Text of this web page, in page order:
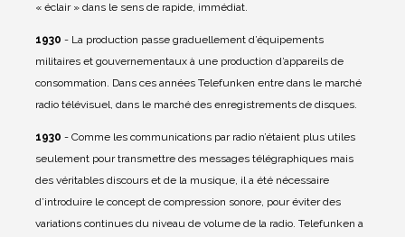
« éclair » dans le sens de rapide, immédiat.
1930 - La production passe graduellement d’équipements
militaires et gouvernementaux à une production d’appareils de
consommation. Dans ces années Telefunken entre dans le marché
radio télévisuel, dans le marché des enregistrements de disques.
1930 - Comme les communications par radio n’étaient plus utiles
seulement pour transmettre des messages télégraphiques mais
des véritables discours et de la musique, il a été nécessaire
d’introduire le concept de compression sonore, pour éviter des
variations continues du niveau de volume de la radio. Telefunken a